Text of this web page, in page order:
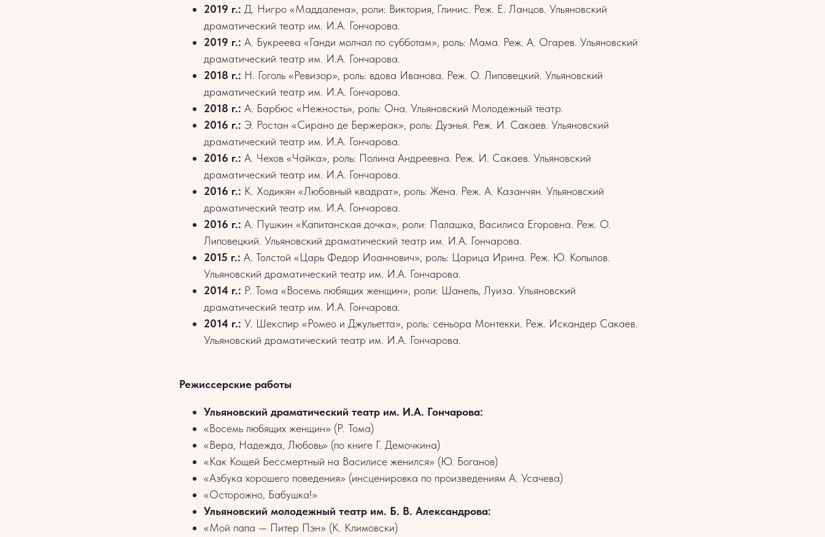
2019 г.: Д. Нигро «Маддалена», роли: Виктория, Глинис. Реж. Е. Ланцов. Ульяновский
драматический театр им. И.А. Гончарова.
2019 г.: А. Букреева «Ганди молчал по субботам», роль: Мама. Реж. А. Огарев. Ульяновский
драматический театр им. И.А. Гончарова.
2018 г.: Н. Гоголь «Ревизор», роль: вдова Иванова. Реж. О. Липовецкий. Ульяновский
драматический театр им. И.А. Гончарова.
2018 г.: А. Барбюс «Нежность», роль: Она. Ульяновский Молодежный театр.
2016 г.: Э. Ростан «Сирано де Бержерак», роль: Дуэнья. Реж. И. Сакаев. Ульяновский
драматический театр им. И.А. Гончарова.
2016 г.: А. Чехов «Чайка», роль: Полина Андреевна. Реж. И. Сакаев. Ульяновский
драматический театр им. И.А. Гончарова.
2016 г.: К. Ходикян «Любовный квадрат», роль: Жена. Реж. А. Казанчян. Ульяновский
драматический театр им. И.А. Гончарова.
2016 г.: А. Пушкин «Капитанская дочка», роли: Палашка, Василиса Егоровна. Реж. О.
Липовецкий. Ульяновский драматический театр им. И.А. Гончарова.
2015 г.: А. Толстой «Царь Федор Иоаннович», роль: Царица Ирина. Реж. Ю. Копылов.
Ульяновский драматический театр им. И.А. Гончарова.
2014 г.: Р. Тома «Восемь любящих женщин», роли: Шанель, Луиза. Ульяновский
драматический театр им. И.А. Гончарова.
2014 г.: У. Шекспир «Ромео и Джульетта», роль: сеньора Монтекки. Реж. Искандер Сакаев.
Ульяновский драматический театр им. И.А. Гончарова.
Режиссерские работы
Ульяновский драматический театр им. И.А. Гончарова:
«Восемь любящих женщин» (Р. Тома)
«Вера, Надежда, Любовь» (по книге Г. Демочкина)
«Как Кощей Бессмертный на Василисе женился» (Ю. Боганов)
«Азбука хорошего поведения» (инсценировка по произведениям А. Усачева)
«Осторожно, Бабушка!»
Ульяновский молодежный театр им. Б. В. Александрова:
«Мой папа — Питер Пэн» (К. Климовски)